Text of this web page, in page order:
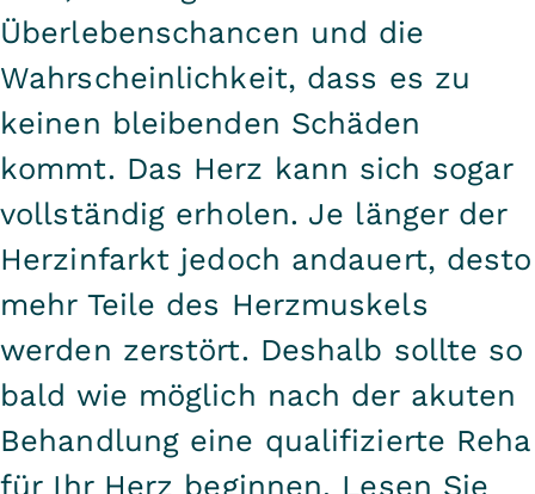
Überlebenschancen und die
Wahrscheinlichkeit, dass es zu
keinen bleibenden Schäden
kommt. Das Herz kann sich sogar
vollständig erholen. Je länger der
Herzinfarkt jedoch andauert, desto
mehr Teile des Herzmuskels
werden zerstört. Deshalb sollte so
bald wie möglich nach der akuten
Behandlung eine qualifizierte Reha
für Ihr Herz beginnen. Lesen Sie